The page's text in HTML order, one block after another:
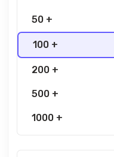
50 +
100 +
200 +
500 +
1000 +